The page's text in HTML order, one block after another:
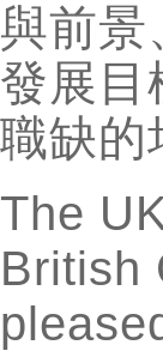
與前景
發展目
職缺的
The
British